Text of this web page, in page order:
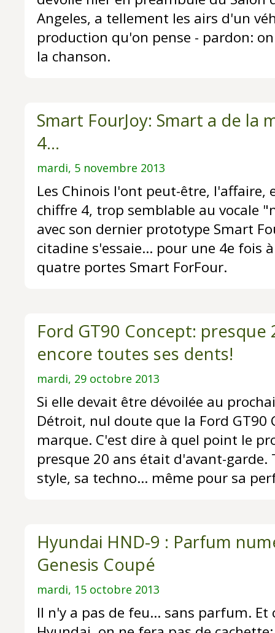
Angeles, a tellement les airs d'un
production qu'on pense - pardon:
la chanson.
Smart FourJoy: Smart a de la
4...
mardi, 5 novembre 2013
Les Chinois l'ont peut-être, l'affaire,
chiffre 4, trop semblable au vocale
avec son dernier prototype Smart
citadine s'essaie... pour une 4e fois
quatre portes Smart ForFour.
Ford GT90 Concept: presque
encore toutes ses dents!
mardi, 29 octobre 2013
Si elle devait être dévoilée au
Détroit, nul doute que la Ford GT90
marque. C'est dire à quel point le
presque 20 ans était d'avant-garde.
style, sa techno... même pour sa
Hyundai HND-9 : Parfum
Genesis Coupé
mardi, 15 octobre 2013
Il n'y a pas de feu... sans parfum.